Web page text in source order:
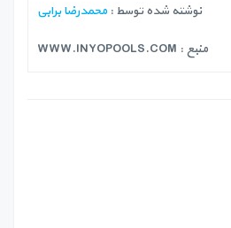
نوشته شده توسط : محمدرضا برابی
منبع : WWW.INYOPOOLS.COM